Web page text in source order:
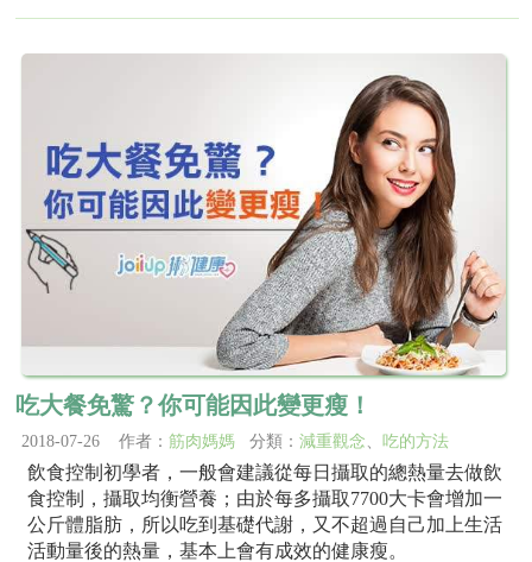
吃大餐免驚？你可能因此變更瘦！
2018-07-26 作者： 筋肉媽媽 分類： 減重觀念 吃的方法
飲食控制初學者，一般會建議從每日攝取的總熱量去做飲
食控制，攝取均衡營養；由於每多攝取7700大卡會增加一
公斤體脂肪，所以吃到基礎代謝，又不超過自己加上生活
活動量後的熱量，基本上會有成效的健康瘦。